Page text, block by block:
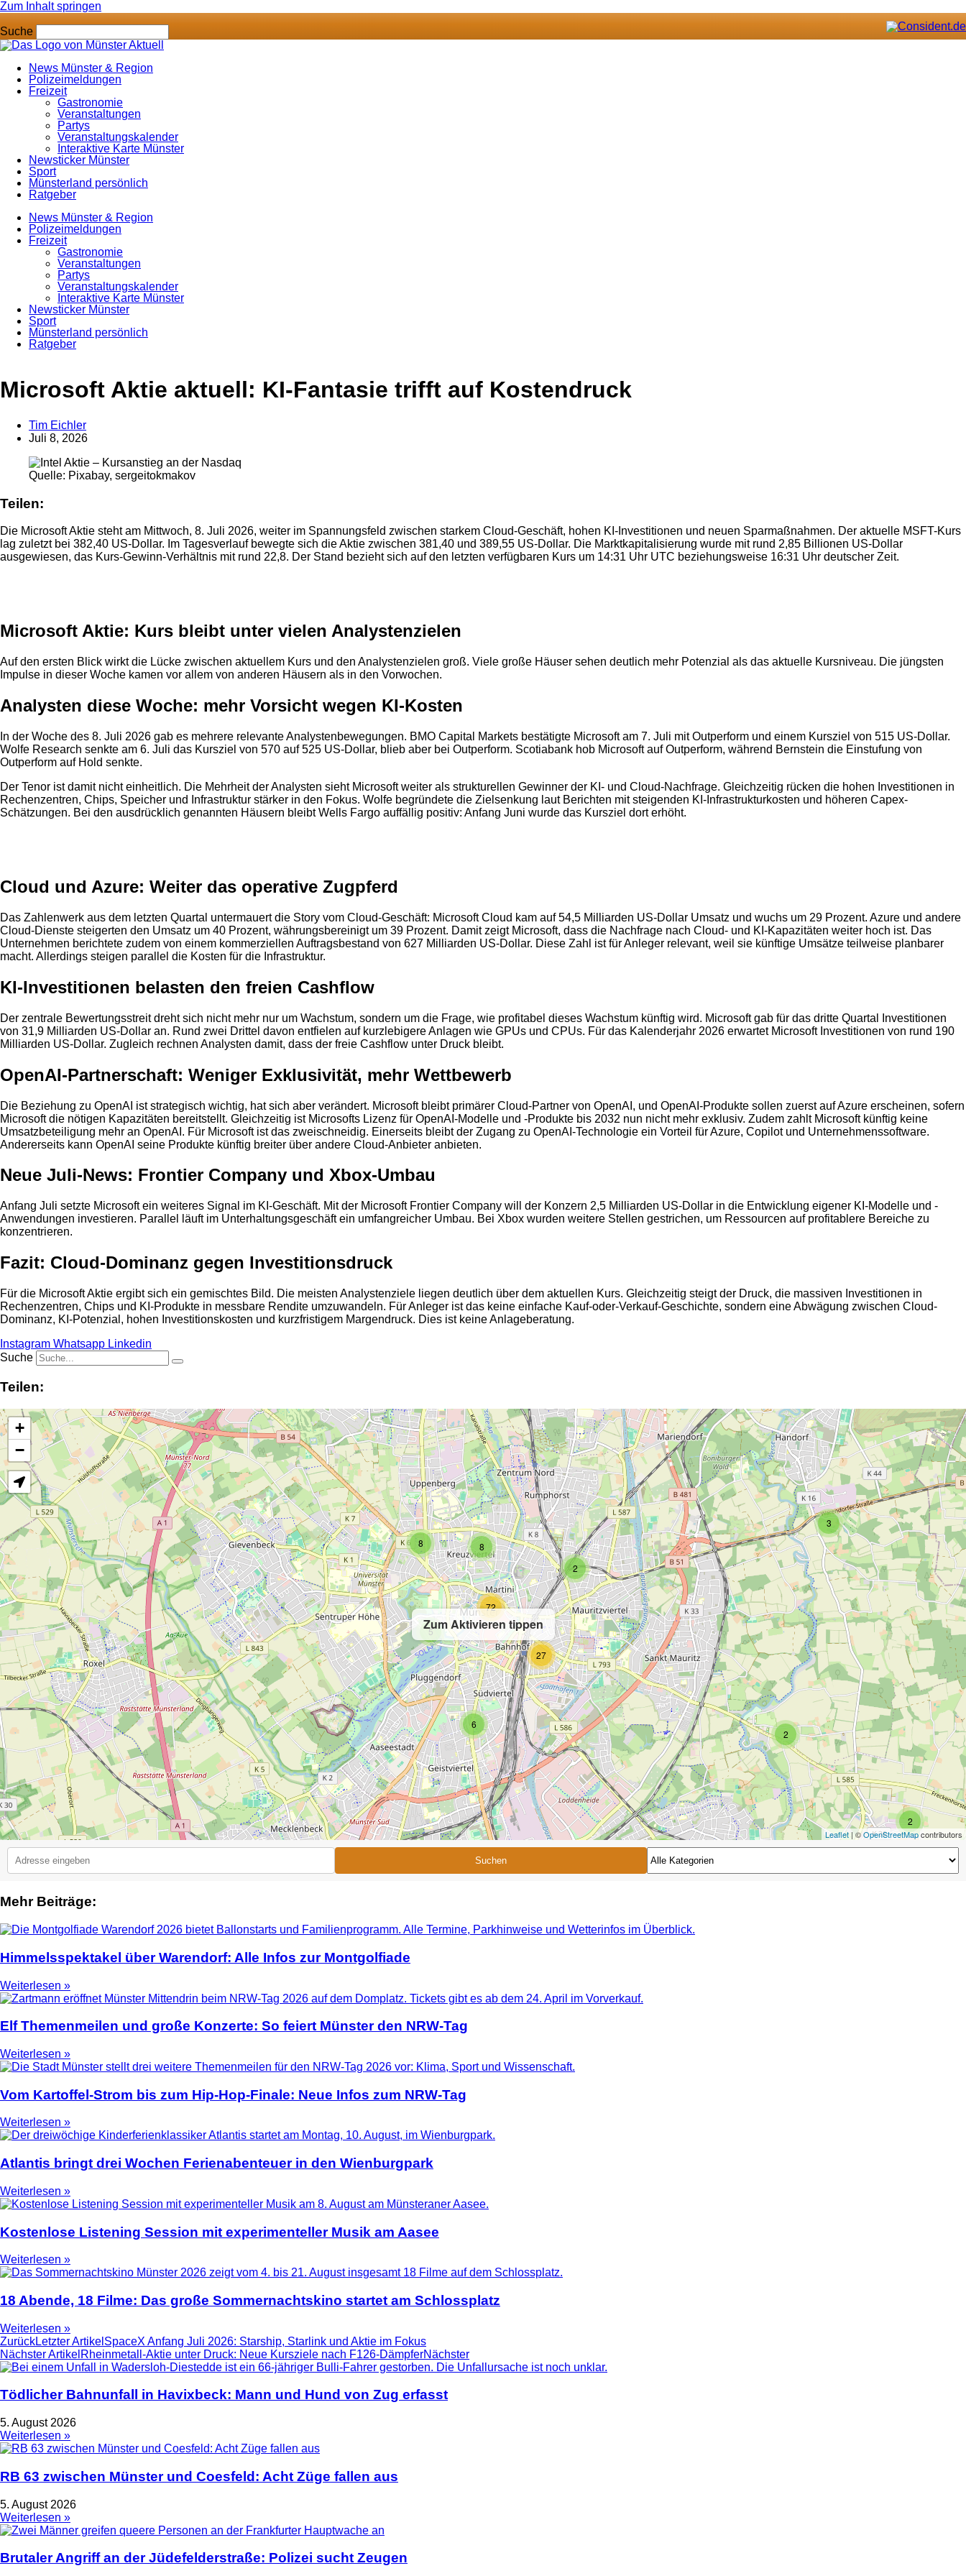
Zum Inhalt springen
Suche
News Münster & Region
Polizeimeldungen
Freizeit
Gastronomie
Veranstaltungen
Partys
Veranstaltungskalender
Interaktive Karte Münster
Newsticker Münster
Sport
Münsterland persönlich
Ratgeber
News Münster & Region
Polizeimeldungen
Freizeit
Gastronomie
Veranstaltungen
Partys
Veranstaltungskalender
Interaktive Karte Münster
Newsticker Münster
Sport
Münsterland persönlich
Ratgeber
Anzeige
Microsoft Aktie aktuell: KI-Fantasie trifft auf Kostendruck
Tim Eichler
Juli 8, 2026
Quelle: Pixabay, sergeitokmakov
Teilen:
Die Microsoft Aktie steht am Mittwoch, 8. Juli 2026, weiter im Spannungsfeld zwischen starkem Cloud-Geschäft, hohen KI-Investitionen und neuen Sparmaßnahmen. Der aktuelle MSFT-Kurs
lag zuletzt bei 382,40 US-Dollar. Im Tagesverlauf bewegte sich die Aktie zwischen 381,40 und 389,55 US-Dollar. Die Marktkapitalisierung wurde mit rund 2,85 Billionen US-Dollar
ausgewiesen, das Kurs-Gewinn-Verhältnis mit rund 22,8. Der Stand bezieht sich auf den letzten verfügbaren Kurs um 14:31 Uhr UTC beziehungsweise 16:31 Uhr deutscher Zeit.
Microsoft Aktie: Kurs bleibt unter vielen Analystenzielen
Auf den ersten Blick wirkt die Lücke zwischen aktuellem Kurs und den Analystenzielen groß. Viele große Häuser sehen deutlich mehr Potenzial als das aktuelle Kursniveau. Die jüngsten
Impulse in dieser Woche kamen vor allem von anderen Häusern als in den Vorwochen.
Analysten diese Woche: mehr Vorsicht wegen KI-Kosten
In der Woche des 8. Juli 2026 gab es mehrere relevante Analystenbewegungen. BMO Capital Markets bestätigte Microsoft am 7. Juli mit Outperform und einem Kursziel von 515 US-Dollar.
Wolfe Research senkte am 6. Juli das Kursziel von 570 auf 525 US-Dollar, blieb aber bei Outperform. Scotiabank hob Microsoft auf Outperform, während Bernstein die Einstufung von
Outperform auf Hold senkte.
Der Tenor ist damit nicht einheitlich. Die Mehrheit der Analysten sieht Microsoft weiter als strukturellen Gewinner der KI- und Cloud-Nachfrage. Gleichzeitig rücken die hohen Investitionen in
Rechenzentren, Chips, Speicher und Infrastruktur stärker in den Fokus. Wolfe begründete die Zielsenkung laut Berichten mit steigenden KI-Infrastrukturkosten und höheren Capex-
Schätzungen. Bei den ausdrücklich genannten Häusern bleibt Wells Fargo auffällig positiv: Anfang Juni wurde das Kursziel dort erhöht.
Cloud und Azure: Weiter das operative Zugpferd
Das Zahlenwerk aus dem letzten Quartal untermauert die Story vom Cloud-Geschäft: Microsoft Cloud kam auf 54,5 Milliarden US-Dollar Umsatz und wuchs um 29 Prozent. Azure und andere
Cloud-Dienste steigerten den Umsatz um 40 Prozent, währungsbereinigt um 39 Prozent. Damit zeigt Microsoft, dass die Nachfrage nach Cloud- und KI-Kapazitäten weiter hoch ist. Das
Unternehmen berichtete zudem von einem kommerziellen Auftragsbestand von 627 Milliarden US-Dollar. Diese Zahl ist für Anleger relevant, weil sie künftige Umsätze teilweise planbarer
macht. Allerdings steigen parallel die Kosten für die Infrastruktur.
KI-Investitionen belasten den freien Cashflow
Der zentrale Bewertungsstreit dreht sich nicht mehr nur um Wachstum, sondern um die Frage, wie profitabel dieses Wachstum künftig wird. Microsoft gab für das dritte Quartal Investitionen
von 31,9 Milliarden US-Dollar an. Rund zwei Drittel davon entfielen auf kurzlebigere Anlagen wie GPUs und CPUs. Für das Kalenderjahr 2026 erwartet Microsoft Investitionen von rund 190
Milliarden US-Dollar. Zugleich rechnen Analysten damit, dass der freie Cashflow unter Druck bleibt.
OpenAI-Partnerschaft: Weniger Exklusivität, mehr Wettbewerb
Die Beziehung zu OpenAI ist strategisch wichtig, hat sich aber verändert. Microsoft bleibt primärer Cloud-Partner von OpenAI, und OpenAI-Produkte sollen zuerst auf Azure erscheinen, sofern
Microsoft die nötigen Kapazitäten bereitstellt. Gleichzeitig ist Microsofts Lizenz für OpenAI-Modelle und -Produkte bis 2032 nun nicht mehr exklusiv. Zudem zahlt Microsoft künftig keine
Umsatzbeteiligung mehr an OpenAI. Für Microsoft ist das zweischneidig. Einerseits bleibt der Zugang zu OpenAI-Technologie ein Vorteil für Azure, Copilot und Unternehmenssoftware.
Andererseits kann OpenAI seine Produkte künftig breiter über andere Cloud-Anbieter anbieten.
Neue Juli-News: Frontier Company und Xbox-Umbau
Anfang Juli setzte Microsoft ein weiteres Signal im KI-Geschäft. Mit der Microsoft Frontier Company will der Konzern 2,5 Milliarden US-Dollar in die Entwicklung eigener KI-Modelle und -
Anwendungen investieren. Parallel läuft im Unterhaltungsgeschäft ein umfangreicher Umbau. Bei Xbox wurden weitere Stellen gestrichen, um Ressourcen auf profitablere Bereiche zu
konzentrieren.
Fazit: Cloud-Dominanz gegen Investitionsdruck
Für die Microsoft Aktie ergibt sich ein gemischtes Bild. Die meisten Analystenziele liegen deutlich über dem aktuellen Kurs. Gleichzeitig steigt der Druck, die massiven Investitionen in
Rechenzentren, Chips und KI-Produkte in messbare Rendite umzuwandeln. Für Anleger ist das keine einfache Kauf-oder-Verkauf-Geschichte, sondern eine Abwägung zwischen Cloud-
Dominanz, KI-Potenzial, hohen Investitionskosten und kurzfristigem Margendruck. Dies ist keine Anlageberatung.
Instagram Whatsapp Linkedin
Suche
Teilen:
Zum Aktivieren tippen
2
3
2
2
2
2
8
6
8
27
5
72
+
−
Leaflet| ©OpenStreetMapcontributors
Suchen
Mehr Beiträge:
Himmelsspektakel über Warendorf: Alle Infos zur Montgolfiade
Weiterlesen »
Elf Themenmeilen und große Konzerte: So feiert Münster den NRW-Tag
Weiterlesen »
Vom Kartoffel-Strom bis zum Hip-Hop-Finale: Neue Infos zum NRW-Tag
Weiterlesen »
Atlantis bringt drei Wochen Ferienabenteuer in den Wienburgpark
Weiterlesen »
Kostenlose Listening Session mit experimenteller Musik am Aasee
Weiterlesen »
18 Abende, 18 Filme: Das große Sommernachtskino startet am Schlossplatz
Weiterlesen »
ZurückLetzter Artikel SpaceX Anfang Juli 2026: Starship, Starlink und Aktie im Fokus
Nächster Artikel Rheinmetall-Aktie unter Druck: Neue Kursziele nach F126-DämpferNächster
Tödlicher Bahnunfall in Havixbeck: Mann und Hund von Zug erfasst
5. August 2026
Weiterlesen »
RB 63 zwischen Münster und Coesfeld: Acht Züge fallen aus
5. August 2026
Weiterlesen »
Brutaler Angriff an der Jüdefelderstraße: Polizei sucht Zeugen